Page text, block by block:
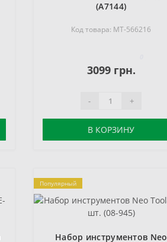
(A7144)
Код товара: MT-566216
3099 грн.
- +
В КОРЗИНУ
Популярный
Набор инструментов Neo